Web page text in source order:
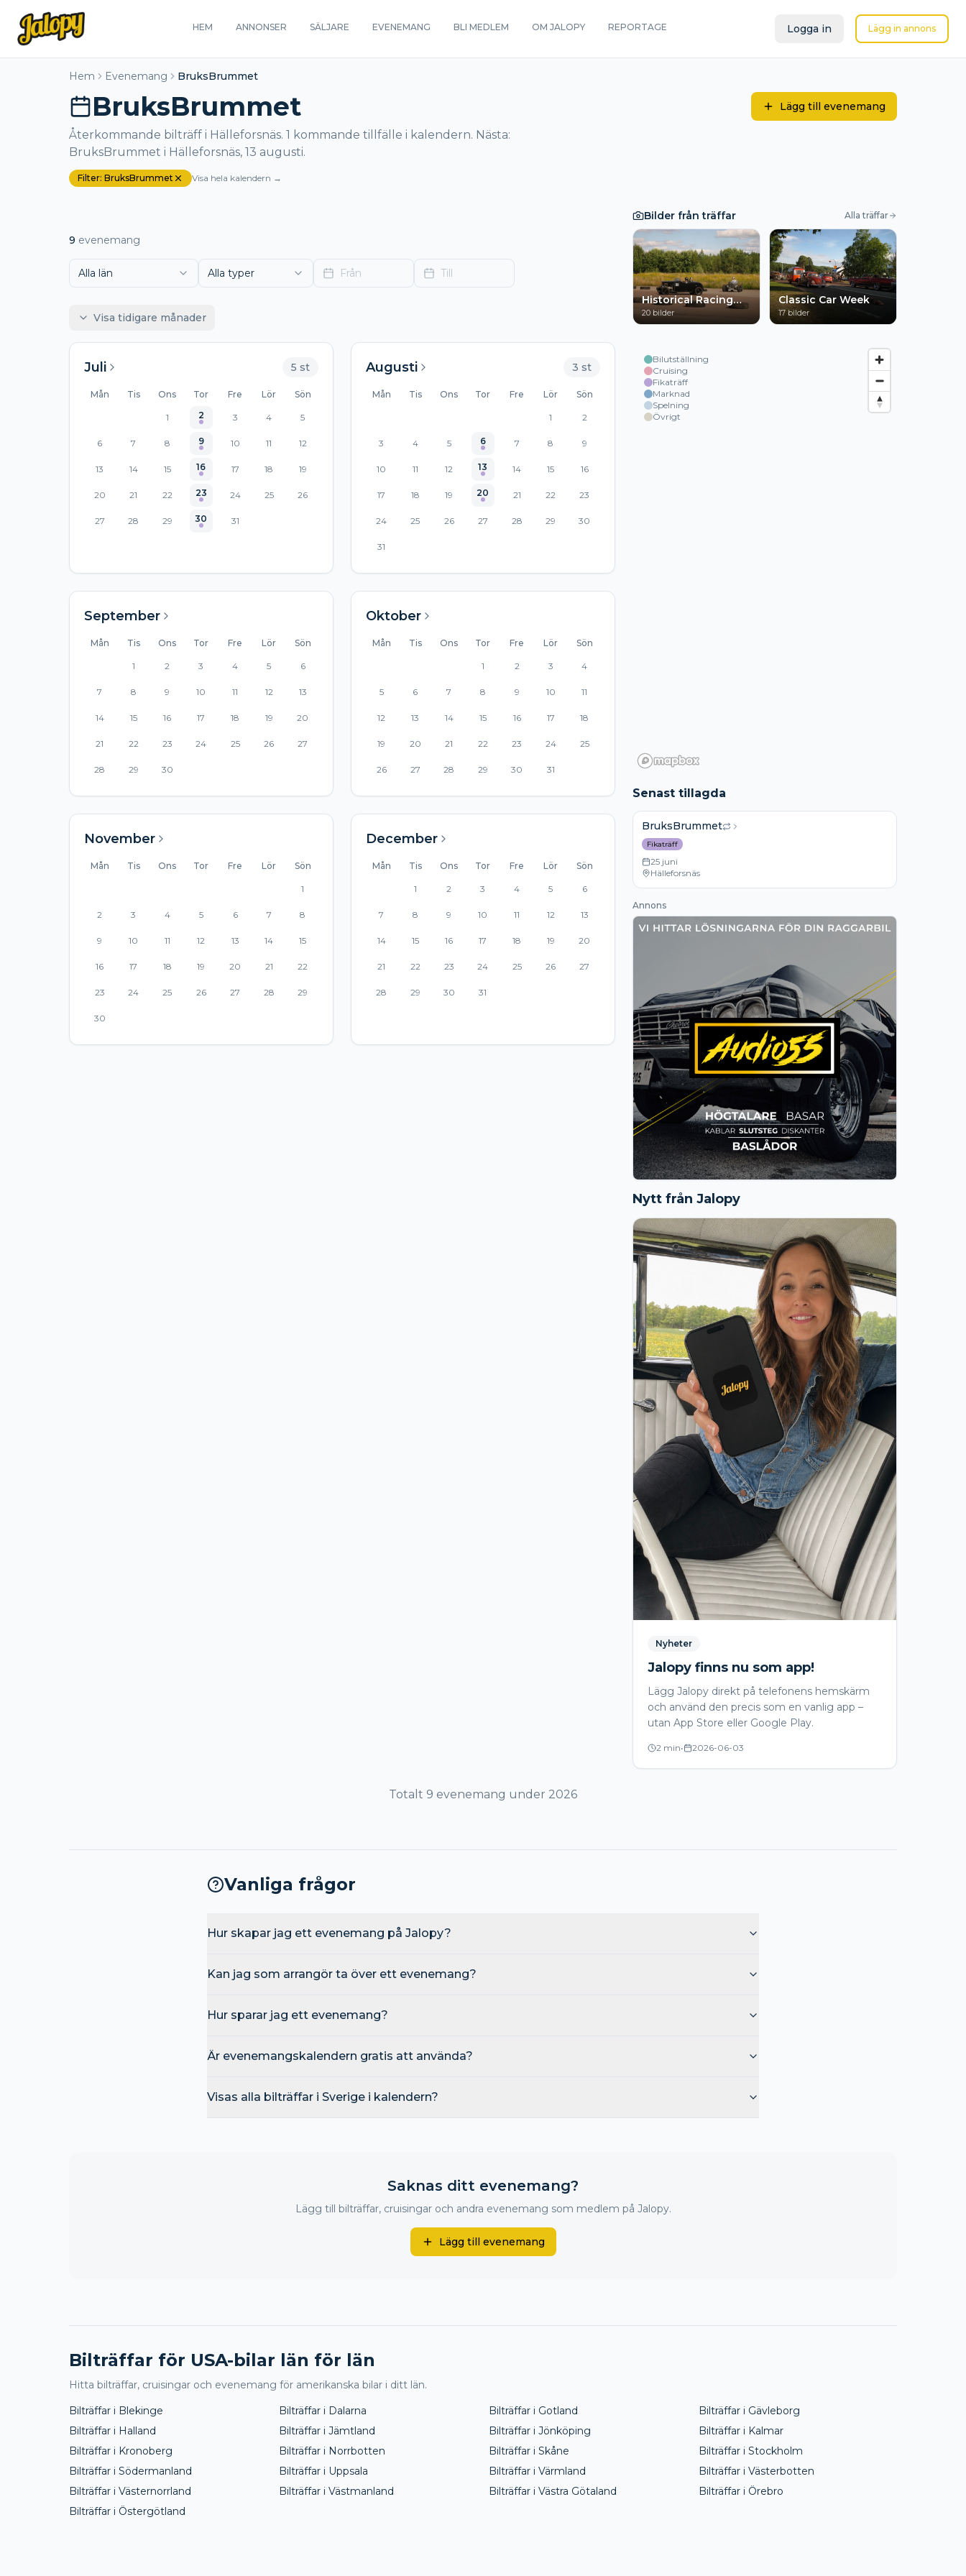
HEM ANNONSER SÄLJARE EVENEMANG BLI MEDLEM OM JALOPY REPORTAGE Logga in Lägg in annons
Hem Evenemang BruksBrummet
BruksBrummet Lägg till evenemang
Återkommande bilträff i Hälleforsnäs. 1 kommande tillfälle i kalendern. Nästa:
BruksBrummet i Hälleforsnäs, 13 augusti.
Filter: BruksBrummet Visa hela kalendern →
9 evenemang
Bilder från träffar Alla träffar
Historical Racing
Grängesberg
20 bilder
Classic Car Week
17 bilder
Bilutställning
Cruising
Fikaträff
Marknad
Spelning
Övrigt
Senast tillagda
BruksBrummet
Fikaträff
25 juni
Hälleforsnäs
Annons
Nytt från Jalopy
Nyheter
Jalopy finns nu som app!
Lägg Jalopy direkt på telefonens hemskärm
och använd den precis som en vanlig app –
utan App Store eller Google Play.
2 min• 2026-06-03
Alla län Alla typer Från Till
Visa tidigare månader
Juli 5 st
Mån Tis Ons Tor Fre Lör Sön
1 2 3 4 5
6 7 8 9 10 11 12
13 14 15 16 17 18 19
20 21 22 23 24 25 26
27 28 29 30 31
Augusti 3 st
Mån Tis Ons Tor Fre Lör Sön
1 2
3 4 5 6 7 8 9
10 11 12 13 14 15 16
17 18 19 20 21 22 23
24 25 26 27 28 29 30
31
September
Mån Tis Ons Tor Fre Lör Sön
1 2 3 4 5 6
7 8 9 10 11 12 13
14 15 16 17 18 19 20
21 22 23 24 25 26 27
28 29 30
Oktober
Mån Tis Ons Tor Fre Lör Sön
1 2 3 4
5 6 7 8 9 10 11
12 13 14 15 16 17 18
19 20 21 22 23 24 25
26 27 28 29 30 31
November
Mån Tis Ons Tor Fre Lör Sön
1
2 3 4 5 6 7 8
9 10 11 12 13 14 15
16 17 18 19 20 21 22
23 24 25 26 27 28 29
30
December
Mån Tis Ons Tor Fre Lör Sön
1 2 3 4 5 6
7 8 9 10 11 12 13
14 15 16 17 18 19 20
21 22 23 24 25 26 27
28 29 30 31
Totalt 9 evenemang under 2026
Vanliga frågor
Hur skapar jag ett evenemang på Jalopy?
Kan jag som arrangör ta över ett evenemang?
Hur sparar jag ett evenemang?
Är evenemangskalendern gratis att använda?
Visas alla bilträffar i Sverige i kalendern?
Saknas ditt evenemang?
Lägg till bilträffar, cruisingar och andra evenemang som medlem på Jalopy.
Lägg till evenemang
Bilträffar för USA-bilar län för län
Hitta bilträffar, cruisingar och evenemang för amerikanska bilar i ditt län.
Bilträffar i Blekinge Bilträffar i Dalarna Bilträffar i Gotland Bilträffar i Gävleborg
Bilträffar i Halland Bilträffar i Jämtland Bilträffar i Jönköping Bilträffar i Kalmar
Bilträffar i Kronoberg Bilträffar i Norrbotten Bilträffar i Skåne Bilträffar i Stockholm
Bilträffar i Södermanland Bilträffar i Uppsala Bilträffar i Värmland Bilträffar i Västerbotten
Bilträffar i Västernorrland Bilträffar i Västmanland Bilträffar i Västra Götaland Bilträffar i Örebro
Bilträffar i Östergötland